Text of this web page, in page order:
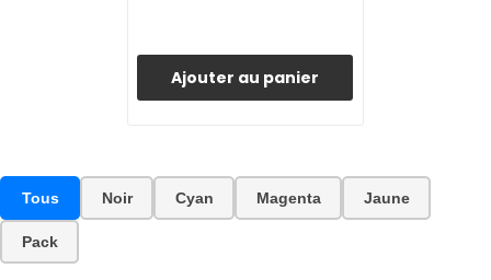
Ajouter au panier
Tous Noir Cyan Magenta Jaune
Pack